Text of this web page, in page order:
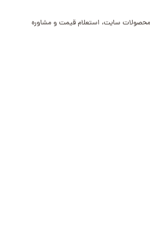
سایت، استعلام قیمت و مشاوره